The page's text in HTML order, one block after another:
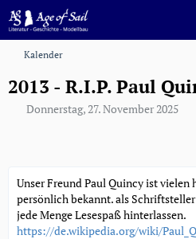
Kalender
2013 - R.I.P. Paul
Donnerstag, 27. November 2025
Unser Freund Paul Quincy ist vielen
persönlich bekannt. als
jede Menge Lesespaß hinterlassen.
https://de.wikipedia.org/wiki/